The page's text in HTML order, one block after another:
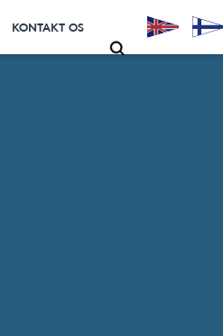
KONTAKT OS